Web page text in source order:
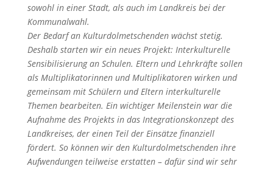
sowohl in einer Stadt, als auch im Landkreis bei der
Kommunalwahl.
Der Bedarf an Kulturdolmetschenden wächst stetig.
Deshalb starten wir ein neues Projekt: Interkulturelle
Sensibilisierung an Schulen. Eltern und Lehrkräfte sollen
als Multiplikatorinnen und Multiplikatoren wirken und
gemeinsam mit Schülern und Eltern interkulturelle
Themen bearbeiten. Ein wichtiger Meilenstein war die
Aufnahme des Projekts in das Integrationskonzept des
Landkreises, der einen Teil der Einsätze finanziell
fördert. So können wir den Kulturdolmetschenden ihre
Aufwendungen teilweise erstatten – dafür sind wir sehr